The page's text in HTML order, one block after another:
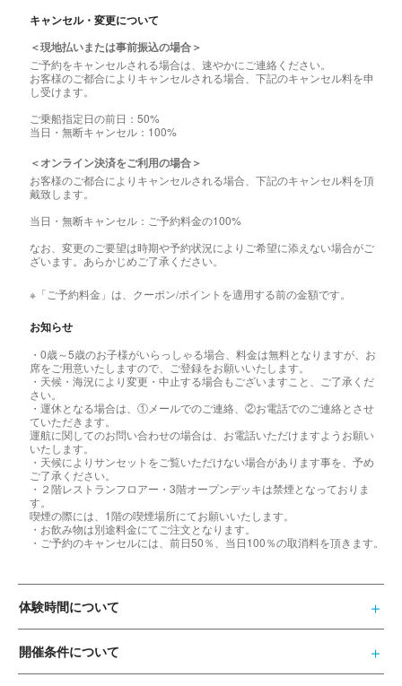
キャンセル・変更について
＜現地払いまたは事前振込の場合＞
ご予約をキャンセルされる場合は、速やかにご連絡ください。
お客様のご都合によりキャンセルされる場合、下記のキャンセル料を申
し受けます。
ご乗船指定日の前日：50%
当日・無断キャンセル：100%
＜オンライン決済をご利用の場合＞
お客様のご都合によりキャンセルされる場合、下記のキャンセル料を頂
戴致します。
当日・無断キャンセル：ご予約料金の100%
なお、変更のご要望は時期や予約状況によりご希望に添えない場合がご
ざいます。あらかじめご了承ください。
※「ご予約料金」は、クーポン/ポイントを適用する前の金額です。
お知らせ
・0歳～5歳のお子様がいらっしゃる場合、料金は無料となりますが、お
席をご用意いたしますので、ご登録をお願いいたします。
・天候・海況により変更・中止する場合もございますこと、ご了承くだ
さい。
・運休となる場合は、①メールでのご連絡、②お電話でのご連絡とさせ
ていただきます。
運航に関してのお問い合わせの場合は、お電話いただけますようお願い
いたします。
・天候によりサンセットをご覧いただけない場合があります事を、予め
ご了承ください。
・２階レストランフロアー・3階オープンデッキは禁煙となっておりま
す。
喫煙の際には、1階の喫煙場所にてお願いいたします。
・お飲み物は別途料金にてご注文となります。
・ご予約のキャンセルには、前日50％、当日100％の取消料を頂きます。
体験時間について
開催条件について